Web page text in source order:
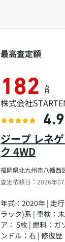
福岡県北九州市八幡西
査定依頼日：2026年
ジープ レネ
ク 4WD
年式：2020年 | 走
ラック)系 | 車検：
ア： 5枚 | 燃料：ガ
ンドル：右 | 修復歴
最高査定額
182 万
円
株式会社
4.9